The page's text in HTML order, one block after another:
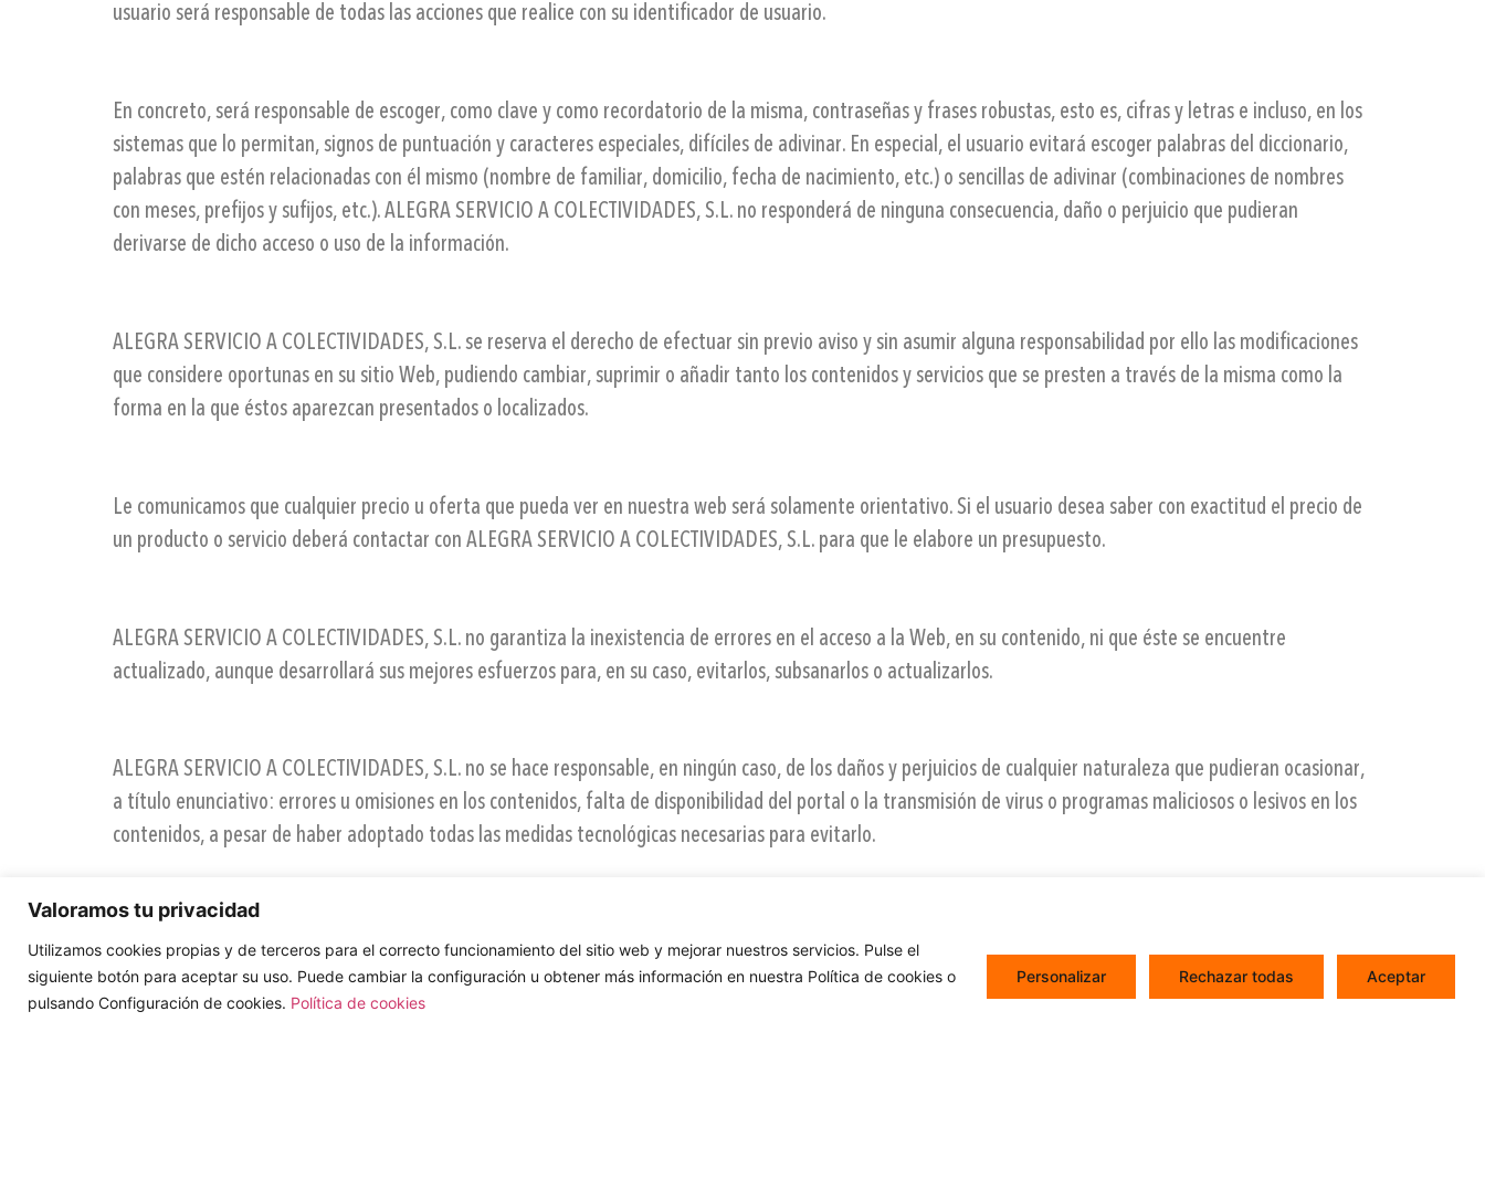
Valoramos tu privacidad
Utilizamos cookies propias y de terceros para el correcto funcionamiento del sitio web y mejorar nuestros servicios. Pulse el
siguiente botón para aceptar su uso. Puede cambiar la configuración u obtener más información en nuestra Política de cookies o
pulsando Configuración de cookies. Política de cookies
Personalizar Rechazar todas Aceptar
usuario será responsable de todas las acciones que realice con su identificador de usuario.
En concreto, será responsable de escoger, como clave y como recordatorio de la misma, contraseñas y frases robustas, esto es, cifras y letras e incluso, en los
sistemas que lo permitan, signos de puntuación y caracteres especiales, difíciles de adivinar. En especial, el usuario evitará escoger palabras del diccionario,
palabras que estén relacionadas con él mismo (nombre de familiar, domicilio, fecha de nacimiento, etc.) o sencillas de adivinar (combinaciones de nombres
con meses, prefijos y sufijos, etc.). ALEGRA SERVICIO A COLECTIVIDADES, S.L. no responderá de ninguna consecuencia, daño o perjuicio que pudieran
derivarse de dicho acceso o uso de la información.
ALEGRA SERVICIO A COLECTIVIDADES, S.L. se reserva el derecho de efectuar sin previo aviso y sin asumir alguna responsabilidad por ello las modificaciones
que considere oportunas en su sitio Web, pudiendo cambiar, suprimir o añadir tanto los contenidos y servicios que se presten a través de la misma como la
forma en la que éstos aparezcan presentados o localizados.
Le comunicamos que cualquier precio u oferta que pueda ver en nuestra web será solamente orientativo. Si el usuario desea saber con exactitud el precio de
un producto o servicio deberá contactar con ALEGRA SERVICIO A COLECTIVIDADES, S.L. para que le elabore un presupuesto.
ALEGRA SERVICIO A COLECTIVIDADES, S.L. no garantiza la inexistencia de errores en el acceso a la Web, en su contenido, ni que éste se encuentre
actualizado, aunque desarrollará sus mejores esfuerzos para, en su caso, evitarlos, subsanarlos o actualizarlos.
ALEGRA SERVICIO A COLECTIVIDADES, S.L. no se hace responsable, en ningún caso, de los daños y perjuicios de cualquier naturaleza que pudieran ocasionar,
a título enunciativo: errores u omisiones en los contenidos, falta de disponibilidad del portal o la transmisión de virus o programas maliciosos o lesivos en los
contenidos, a pesar de haber adoptado todas las medidas tecnológicas necesarias para evitarlo.
PROPIEDAD INTELECTUAL E INDUSTRIAL
ALEGRA SERVICIO A COLECTIVIDADES, S.L. es propietaria o dispone de los debidos permisos relativos a los derechos de propiedad intelectual de este sitio
Web y de los elementos contenidos en el mismo: textos, imágenes, sonidos, vídeos, marcas, logotipos, diseño, etc. En virtud de lo dispuesto en los artículos 8 y
32.1 de la Ley de Propiedad Intelectual, quedan expresamente prohibidas la reproducción, la distribución y la comunicación pública, incluida su modalidad de